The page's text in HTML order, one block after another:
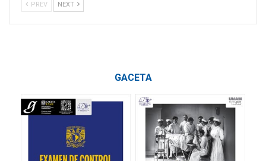
PREV NEXT
GACETA